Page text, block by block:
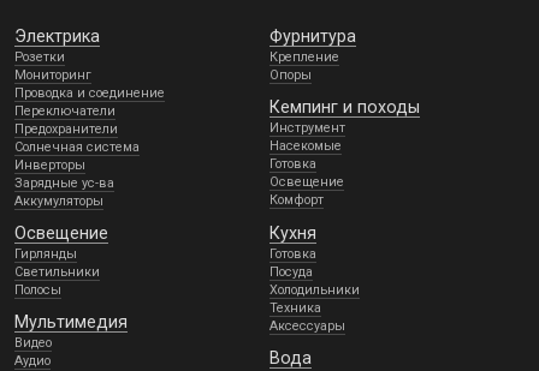
Электрика
Розетки
Мониторинг
Проводка и соединение
Переключатели
Предохранители
Солнечная система
Инверторы
Зарядные ус-ва
Аккумуляторы
Фурнитура
Крепление
Опоры
Кемпинг и походы
Инструмент
Насекомые
Готовка
Освещение
Комфорт
Освещение
Гирлянды
Светильники
Полосы
Мультимедия
Видео
Аудио
Кухня
Готовка
Посуда
Холодильники
Техника
Аксессуары
Вода